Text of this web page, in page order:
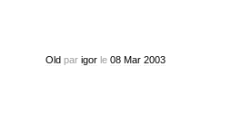
Oldpar igorle 08 Mar 2003